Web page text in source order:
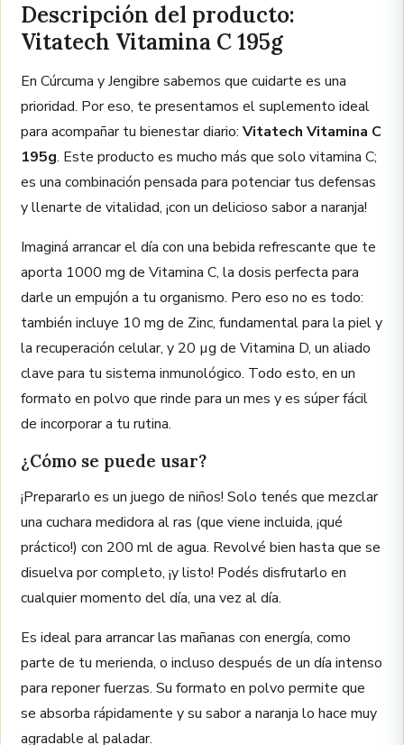
Descripción del producto:
Vitatech Vitamina C 195g
En Cúrcuma y Jengibre sabemos que cuidarte es una
prioridad. Por eso, te presentamos el suplemento ideal
para acompañar tu bienestar diario: Vitatech Vitamina C
195g. Este producto es mucho más que solo vitamina C;
es una combinación pensada para potenciar tus defensas
y llenarte de vitalidad, ¡con un delicioso sabor a naranja!
Imaginá arrancar el día con una bebida refrescante que te
aporta 1000 mg de Vitamina C, la dosis perfecta para
darle un empujón a tu organismo. Pero eso no es todo:
también incluye 10 mg de Zinc, fundamental para la piel y
la recuperación celular, y 20 µg de Vitamina D, un aliado
clave para tu sistema inmunológico. Todo esto, en un
formato en polvo que rinde para un mes y es súper fácil
de incorporar a tu rutina.
¿Cómo se puede usar?
¡Prepararlo es un juego de niños! Solo tenés que mezclar
una cuchara medidora al ras (que viene incluida, ¡qué
práctico!) con 200 ml de agua. Revolvé bien hasta que se
disuelva por completo, ¡y listo! Podés disfrutarlo en
cualquier momento del día, una vez al día.
Es ideal para arrancar las mañanas con energía, como
parte de tu merienda, o incluso después de un día intenso
para reponer fuerzas. Su formato en polvo permite que
se absorba rápidamente y su sabor a naranja lo hace muy
agradable al paladar.